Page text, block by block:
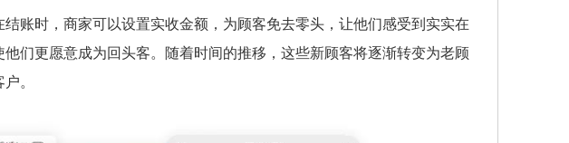
账时，商家可以设置实收金额，为顾客免去零头，让他们感受到实实在
们更愿意成为回头客。随着时间的推移，这些新顾客将逐渐转变为老顾
。